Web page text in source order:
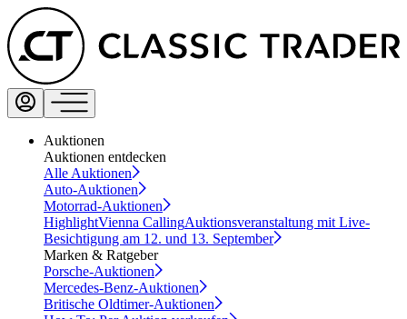
Auktionen
Auktionen entdecken
Alle Auktionen
Auto-Auktionen
Motorrad-Auktionen
HighlightVienna CallingAuktionsveranstaltung mit Live-
Besichtigung am 12. und 13. September
Marken & Ratgeber
Porsche-Auktionen
Mercedes-Benz-Auktionen
Britische Oldtimer-Auktionen